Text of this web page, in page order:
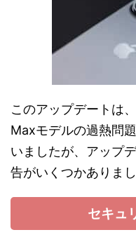
このアップデートは
Maxモデルの過熱問
いましたが、アップ
告がいくつかありまし
セキュ